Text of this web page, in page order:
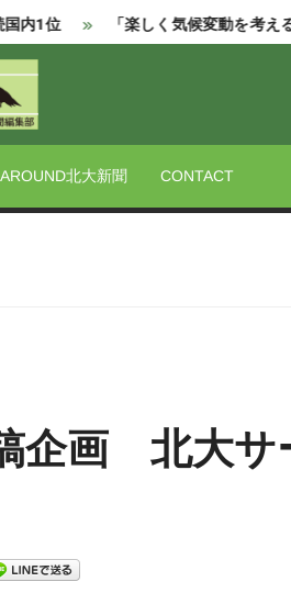
「楽しく気候変動を考える場を」北
MAINSTREET
AROUND北大新聞 CONTACT
企画 北大